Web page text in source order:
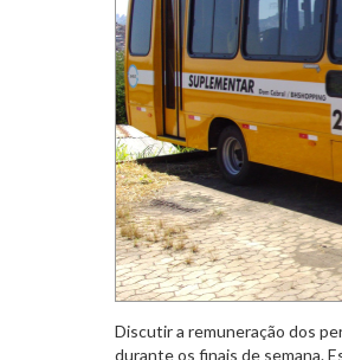
Discutir a remuneração dos
durante os finais de semana.